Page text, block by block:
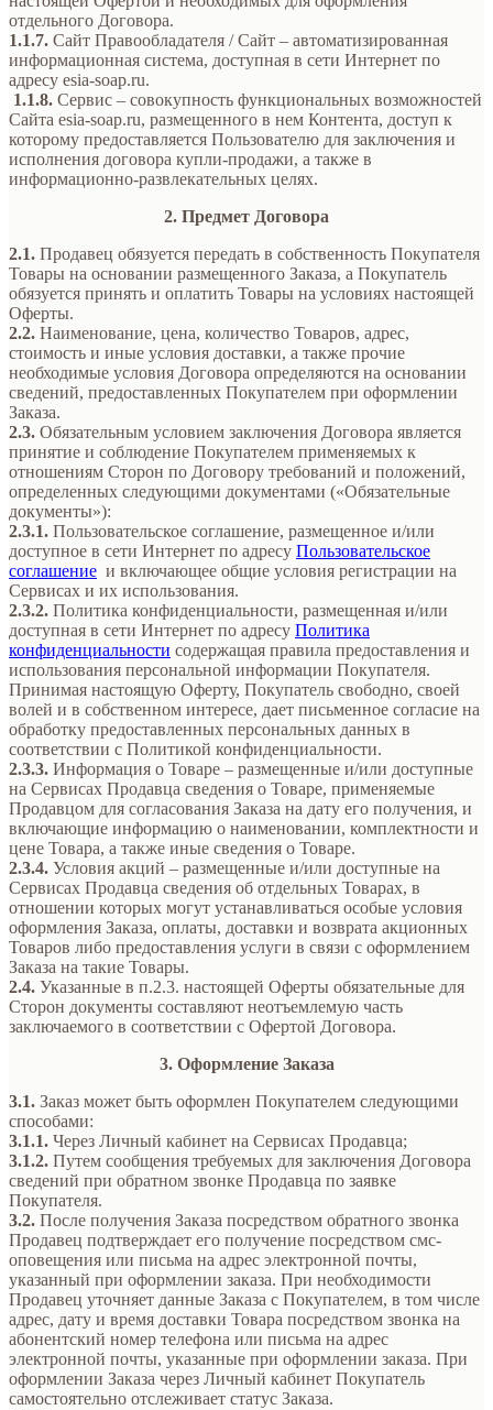
отдельного Договора.
1.1.7. Сайт Правообладателя / Сайт – автоматизированная
информационная система, доступная в сети Интернет по
адресу esia-soap.ru.
1.1.8. Сервис – совокупность функциональных возможностей
Сайта esia-soap.ru, размещенного в нем Контента, доступ к
которому предоставляется Пользователю для заключения и
исполнения договора купли-продажи, а также в
информационно-развлекательных целях.
2. Предмет Договора
2.1. Продавец обязуется передать в собственность Покупателя
Товары на основании размещенного Заказа, а Покупатель
обязуется принять и оплатить Товары на условиях настоящей
Оферты.
2.2. Наименование, цена, количество Товаров, адрес,
стоимость и иные условия доставки, а также прочие
необходимые условия Договора определяются на основании
сведений, предоставленных Покупателем при оформлении
Заказа.
2.3. Обязательным условием заключения Договора является
принятие и соблюдение Покупателем применяемых к
отношениям Сторон по Договору требований и положений,
определенных следующими документами («Обязательные
документы»):
2.3.1. Пользовательское соглашение, размещенное и/или
доступное в сети Интернет по адресу Пользовательское
соглашение и включающее общие условия регистрации на
Сервисах и их использования.
2.3.2. Политика конфиденциальности, размещенная и/или
доступная в сети Интернет по адресу Политика
конфиденциальности содержащая правила предоставления и
использования персональной информации Покупателя.
Принимая настоящую Оферту, Покупатель свободно, своей
волей и в собственном интересе, дает письменное согласие на
обработку предоставленных персональных данных в
соответствии с Политикой конфиденциальности.
2.3.3. Информация о Товаре – размещенные и/или доступные
на Сервисах Продавца сведения о Товаре, применяемые
Продавцом для согласования Заказа на дату его получения, и
включающие информацию о наименовании, комплектности и
цене Товара, а также иные сведения о Товаре.
2.3.4. Условия акций – размещенные и/или доступные на
Сервисах Продавца сведения об отдельных Товарах, в
отношении которых могут устанавливаться особые условия
оформления Заказа, оплаты, доставки и возврата акционных
Товаров либо предоставления услуги в связи с оформлением
Заказа на такие Товары.
2.4. Указанные в п.2.3. настоящей Оферты обязательные для
Сторон документы составляют неотъемлемую часть
заключаемого в соответствии с Офертой Договора.
3. Оформление Заказа
3.1. Заказ может быть оформлен Покупателем следующими
способами:
3.1.1. Через Личный кабинет на Сервисах Продавца;
3.1.2. Путем сообщения требуемых для заключения Договора
сведений при обратном звонке Продавца по заявке
Покупателя.
3.2. После получения Заказа посредством обратного звонка
Продавец подтверждает его получение посредством смс-
оповещения или письма на адрес электронной почты,
указанный при оформлении заказа. При необходимости
Продавец уточняет данные Заказа с Покупателем, в том числе
адрес, дату и время доставки Товара посредством звонка на
абонентский номер телефона или письма на адрес
электронной почты, указанные при оформлении заказа. При
оформлении Заказа через Личный кабинет Покупатель
самостоятельно отслеживает статус Заказа.